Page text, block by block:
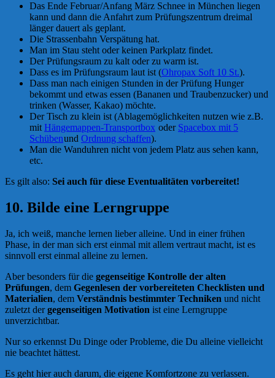
Das Ende Februar/Anfang März Schnee in München liegen
kann und dann die Anfahrt zum Prüfungszentrum dreimal
länger dauert als geplant.
Die Strassenbahn Verspätung hat.
Man im Stau steht oder keinen Parkplatz findet.
Der Prüfungsraum zu kalt oder zu warm ist.
Dass es im Prüfungsraum laut ist (Ohropax Soft 10 St.).
Dass man nach einigen Stunden in der Prüfung Hunger
bekommt und etwas essen (Bananen und Traubenzucker) und
trinken (Wasser, Kakao) möchte.
Der Tisch zu klein ist (Ablagemöglichkeiten nutzen wie z.B.
mit Hängemappen-Transportbox oder Spacebox mit 5
Schübenund Ordnung schaffen).
Man die Wanduhren nicht von jedem Platz aus sehen kann,
etc.
Es gilt also: Sei auch für diese Eventualitäten vorbereitet!
10. Bilde eine Lerngruppe
Ja, ich weiß, manche lernen lieber alleine. Und in einer frühen
Phase, in der man sich erst einmal mit allem vertraut macht, ist es
sinnvoll erst einmal alleine zu lernen.
Aber besonders für die gegenseitige Kontrolle der alten
Prüfungen, dem Gegenlesen der vorbereiteten Checklisten und
Materialien, dem Verständnis bestimmter Techniken und nicht
zuletzt dergegenseitigen Motivation ist eine Lerngruppe
unverzichtbar.
Nur so erkennst Du Dinge oder Probleme, die Du alleine vielleicht
nie beachtet hättest.
Es geht hier auch darum, die eigene Komfortzone zu verlassen.